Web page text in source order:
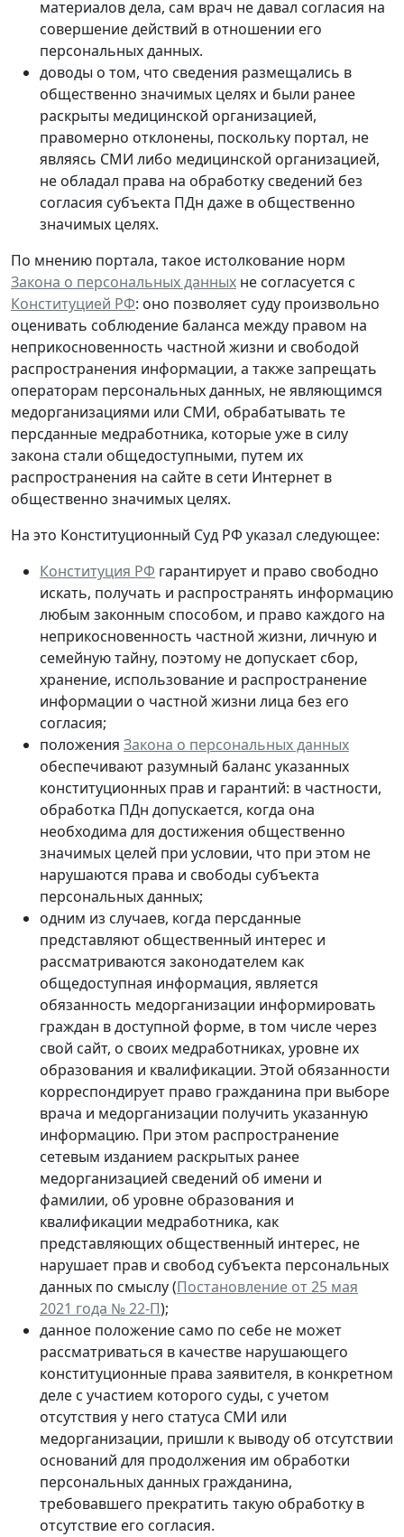
материалов дела, сам врач не давал согласия на
совершение действий в отношении его
персональных данных.
доводы о том, что сведения размещались в
общественно значимых целях и были ранее
раскрыты медицинской организацией,
правомерно отклонены, поскольку портал, не
являясь СМИ либо медицинской организацией,
не обладал права на обработку сведений без
согласия субъекта ПДн даже в общественно
значимых целях.
По мнению портала, такое истолкование норм
Закона о персональных данных не согласуется с
Конституцией РФ: оно позволяет суду произвольно
оценивать соблюдение баланса между правом на
неприкосновенность частной жизни и свободой
распространения информации, а также запрещать
операторам персональных данных, не являющимся
медорганизациями или СМИ, обрабатывать те
персданные медработника, которыеуже в силу
закона стали общедоступными, путем их
распространения на сайте в сети Интернет в
общественно значимых целях.
На это Конституционный Суд РФ указал следующее:
Конституция РФ гарантирует и право свободно
искать, получать и распространять информацию
любым законным способом, и право каждого на
неприкосновенность частной жизни, личную и
семейную тайну, поэтому не допускает сбор,
хранение, использование и распространение
информации о частной жизни лица без его
согласия;
положения Закона о персональных данных
обеспечивают разумный баланс указанных
конституционных прав и гарантий: в частности,
обработка ПДн допускается, когда она
необходима для достижения общественно
значимых целей при условии, что при этом не
нарушаются права и свободы субъекта
персональных данных;
одним из случаев, когда персданные
представляют общественный интерес и
рассматриваются законодателем как
общедоступная информация, является
обязанность медорганизации информировать
граждан в доступной форме, в том числе через
свой сайт, о своих медработниках, уровне их
образования и квалификации. Этой обязанности
корреспондирует право гражданина при выборе
врача и медорганизации получить указанную
информацию. При этом распространение
сетевым изданием раскрытых ранее
медорганизацией сведений об имени и
фамилии, об уровне образования и
квалификации медработника, как
представляющих общественный интерес, не
нарушает прав и свобод субъекта персональных
данных по смыслу (Постановление от 25 мая
2021 года № 22-П);
данное положение само по себе не может
рассматриваться в качестве нарушающего
конституционные права заявителя, в конкретном
деле с участием которого суды, с учетом
отсутствия у него статуса СМИ или
медорганизации, пришли к выводу об отсутствии
оснований для продолжения им обработки
персональных данных гражданина,
требовавшего прекратить такую обработку в
отсутствие его согласия.